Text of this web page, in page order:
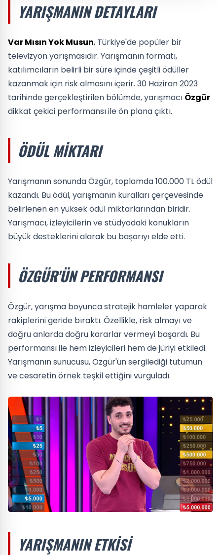
YARIŞMANIN DETAYLARI
Var Mısın Yok Musun, Türkiye'de popüler bir
televizyon yarışmasıdır. Yarışmanın formatı,
katılımcıların belirli bir süre içinde çeşitli ödüller
kazanmak için risk almasını içerir. 30 Haziran 2023
tarihinde gerçekleştirilen bölümde, yarışmacı Özgür
dikkat çekici performansı ile ön plana çıktı.
ÖDÜL MIKTARI
Yarışmanın sonunda Özgür, toplamda 100.000 TL ödül
kazandı. Bu ödül, yarışmanın kuralları çerçevesinde
belirlenen en yüksek ödül miktarlarından biridir.
Yarışmacı, izleyicilerin ve stüdyodaki konukların
büyük desteklerini alarak bu başarıyı elde etti.
ÖZGÜR'ÜN PERFORMANSI
Özgür, yarışma boyunca stratejik hamleler yaparak
rakiplerini geride bıraktı. Özellikle, risk almayı ve
doğru anlarda doğru kararlar vermeyi başardı. Bu
performansı ile hem izleyicileri hem de jüriyi etkiledi.
Yarışmanın sunucusu, Özgür'ün sergilediği tutumun
ve cesaretin örnek teşkil ettiğini vurguladı.
YARIŞMANIN ETKISI